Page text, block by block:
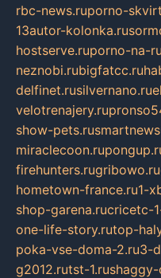
rbc-news.ruporno-
13autor-kolonka.ru
hostserve.ruporno-na-
neznobi.rubigfatcc.ru
delfinet.rusilvernano.ru
velotrenajery.ru
show-pets.ru
miraclecoon.ru
firehunters.rugribowo.ru
hometown-france.ru1-
shop-garena.rucricetc-
one-life-story.rutop-
poka-vse-doma-2.ru3-
g2012.rutst-1.ru